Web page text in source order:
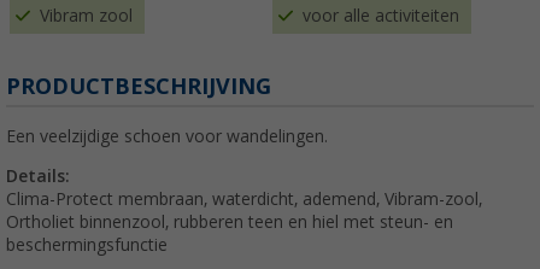
Vibram zool voor alle activiteiten
PRODUCTBESCHRIJVING
Een veelzijdige schoen voor wandelingen.
Details:
Clima-Protect membraan, waterdicht, ademend, Vibram-zool,
Ortholiet binnenzool, rubberen teen en hiel met steun- en
beschermingsfunctie